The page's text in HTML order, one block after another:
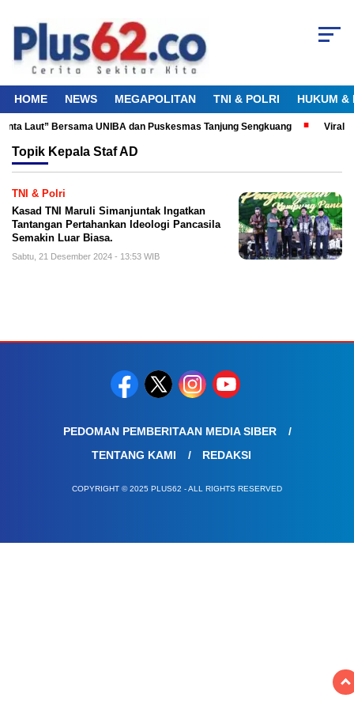
HOME NEWS MEGAPOLITAN TNI & POLRI HUKUM &
Laut” Bersama UNIBA dan Puskesmas Tanjung Sengkuang Viral!
Topik Kepala Staf AD
TNI & Polri
Kasad TNI Maruli Simanjuntak Ingatkan
Tantangan Pertahankan Ideologi Pancasila
Semakin Luar Biasa.
Sabtu, 21 Desember 2024 - 13:53 WIB
PEDOMAN PEMBERITAAN MEDIA SIBER
TENTANG KAMI
REDAKSI
COPYRIGHT © 2025 PLUS62 - ALL RIGHTS RESERVED